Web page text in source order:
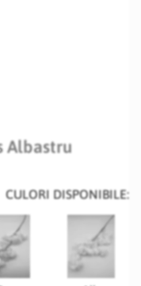
Albastru
CULORI DISPONIBILE: